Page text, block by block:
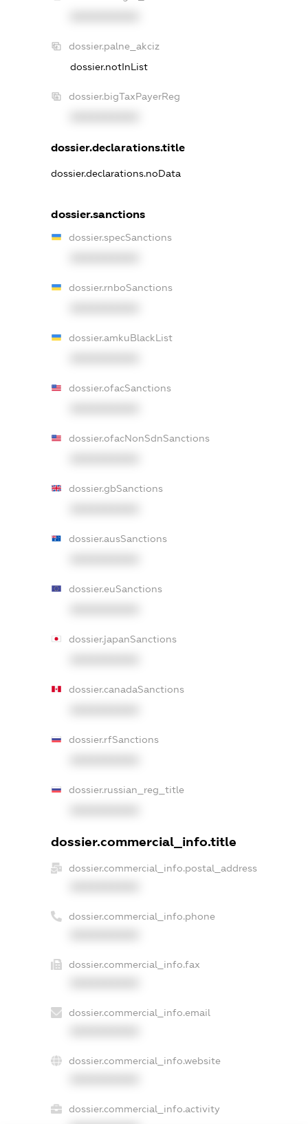
dossier.palne_akciz
dossier.notInList
dossier.bigTaxPayerReg
dossier.declarations.title
dossier.declarations.noData
dossier.sanctions
dossier.specSanctions
dossier.rnboSanctions
dossier.amkuBlackList
dossier.ofacSanctions
dossier.ofacNonSdnSanctions
dossier.gbSanctions
dossier.ausSanctions
dossier.euSanctions
dossier.japanSanctions
dossier.canadaSanctions
dossier.rfSanctions
dossier.russian_reg_title
dossier.commercial_info.title
dossier.commercial_info.postal_address
dossier.commercial_info.phone
dossier.commercial_info.fax
dossier.commercial_info.email
dossier.commercial_info.website
dossier.commercial_info.activity